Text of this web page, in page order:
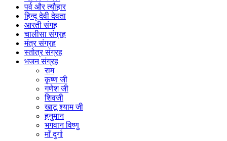
पर्व और त्यौहार
हिन्दू देवी देवता
आरती संगह
चालीसा संग्रह
मंत्र संग्रह
स्तोत्र संग्रह
भजन संग्रह
राम
कृष्ण जी
गणेश जी
शिवजी
खाटू श्याम जी
हनुमान
भगवान विष्णु
माँ दुर्गा